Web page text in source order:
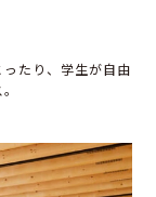
たり、学生が自由